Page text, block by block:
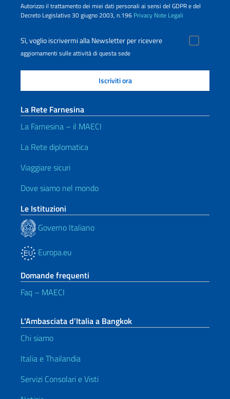
Autorizzo il trattamento dei miei dati personali ai sensi del GDPR e del
Decreto Legislativo 30 giugno 2003, n.196 Privacy Note Legali
Sì, voglio iscrivermi alla Newsletter per ricevere
aggiornamenti sulle attività di questa sede
La Rete Farnesina
La Farnesina – il MAECI
La Rete diplomatica
Viaggiare sicuri
Dove siamo nel mondo
Le Istituzioni
Governo Italiano
Europa.eu
Domande frequenti
Faq – MAECI
L’Ambasciata d’Italia a Bangkok
Chi siamo
Italia e Thailandia
Servizi Consolari e Visti